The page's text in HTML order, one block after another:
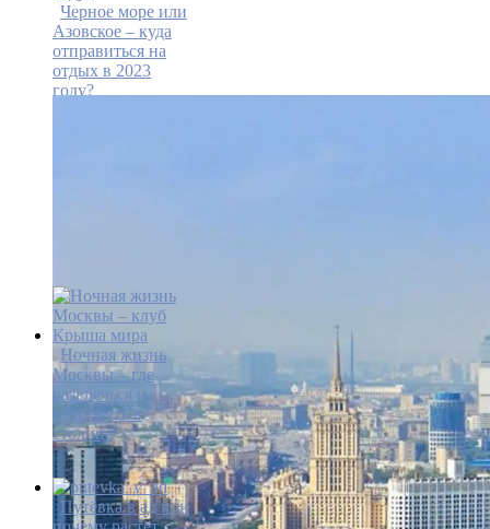
Черное море или
Азовское – куда
отправиться на
отдых в 2023
году?
Ночная жизнь
Москвы – где
развлечься и
отдохнуть в
столице
Путёвка в ад или